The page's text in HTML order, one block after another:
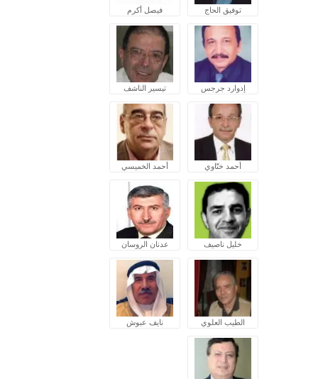
توفيق الحاج فيصل أكرم
إدوارد جرجس تيسير الناشف
أحمد ختّاوي أحمد الخميسي
خليل ناصيف عدنان الروسان
الطيب العلوي نايف عبوش